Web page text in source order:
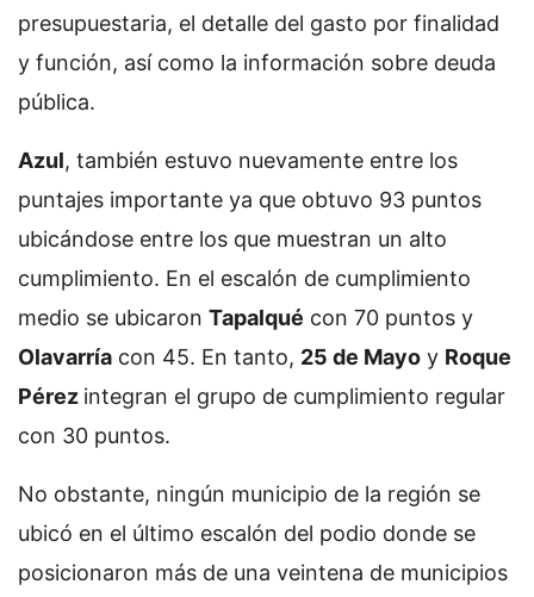
presupuestaria, el detalle del gasto por finalidad
y función, así como la información sobre deuda
pública.
Azul, también estuvo nuevamente entre los
puntajes importante ya que obtuvo 93 puntos
ubicándose entre los que muestran un alto
cumplimiento. En el escalón de cumplimiento
medio se ubicaron Tapalqué con 70 puntos y
Olavarría con 45. En tanto, 25 de Mayo y Roque
Pérez integran el grupo de cumplimiento regular
con 30 puntos.
No obstante, ningún municipio de la región se
ubicó en el último escalón del podio donde se
posicionaron más de una veintena de municipios